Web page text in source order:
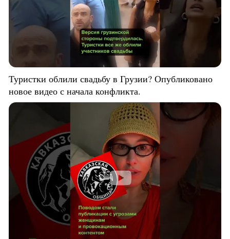
Туристки облили свадьбу в Грузии? Опубликовано
новое видео с начала конфликта.